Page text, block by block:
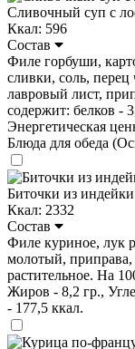
Сливочный суп с
Ккал: 596
Состав
Филе горбуши,
сливки, соль,
лавровый лист,
содержит: белков -
Энергетическая
Блюда для обеда
Биточки из
Ккал: 2332
Состав
Филе куриное, лук
молотый,
растительное. На
Жиров - 8,2 гр.,
- 177,5 ккал.